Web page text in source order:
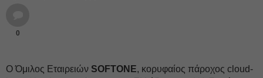
0
Ο Όμιλος Εταιρειών SOFTONE, κορυφαίος πάροχος cloud-